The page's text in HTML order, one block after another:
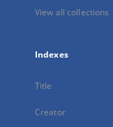
View all collections
Indexes
Title
Creator